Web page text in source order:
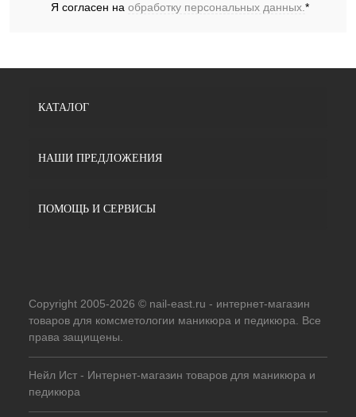
Я согласен на обработку персональных данных.*
КАТАЛОГ
НАШИ ПРЕДЛОЖЕНИЯ
ПОМОЩЬ И СЕРВИСЫ
Copyright 2005-2026 © nail-east.ru - интернет-магазин
товаров для комсметологии маникюра и педикюра. Все
права защищены.
Нейл Ист - Интернет-магазин товаров для маникюра и
педикюра